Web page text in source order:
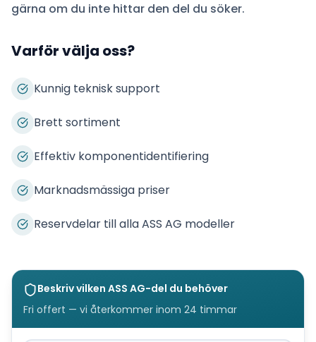
gärna om du inte hittar den del du söker.
Varför välja oss?
Kunnig teknisk support
Brett sortiment
Effektiv komponentidentifiering
Marknadsmässiga priser
Reservdelar till alla ASS AG modeller
Beskriv vilken ASS AG-del du behöver
Fri offert — vi återkommer inom 24 timmar